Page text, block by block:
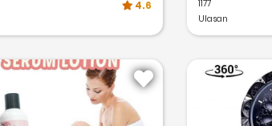
4.6
1177
Ulasan